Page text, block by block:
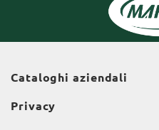
Cataloghi aziendali
Privacy